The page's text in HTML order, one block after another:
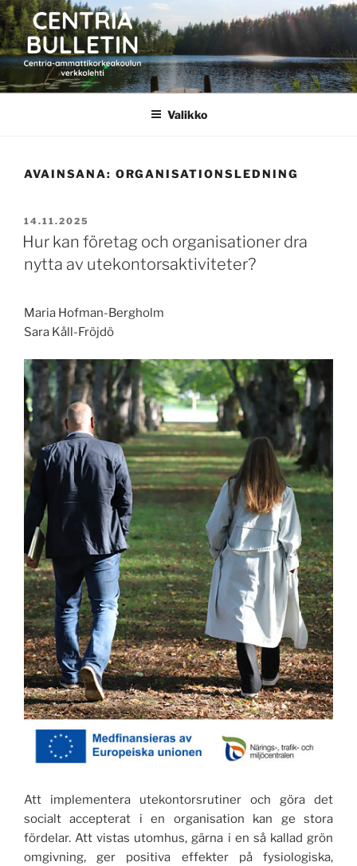
Siirry
sisältöön
CENTRIA BULLETIN
Valikko
AVAINSANA: ORGANISATIONSLEDNING
JULKAISTU
14.11.2025
Hur kan företag och organisationer dra
nytta av utekontorsaktiviteter?
Maria Hofman-Bergholm
Sara Kåll-Fröjdö
Att implementera utekontorsrutiner och göra det
socialt accepterat i en organisation kan ge stora
fördelar. Att vistas utomhus, gärna i en så kallad grön
omgivning, ger positiva effekter på fysiologiska,